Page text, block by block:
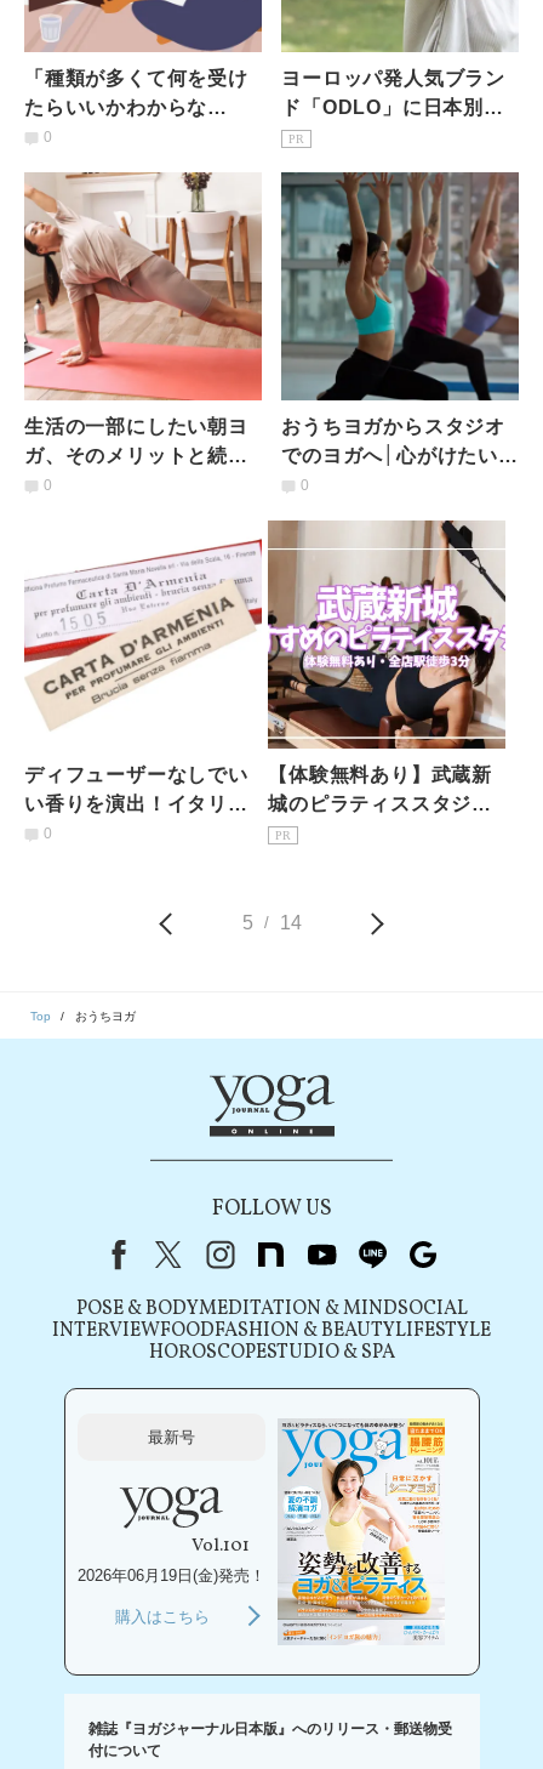
「種類が多くて何を受け
たらいいかわからな
い...」自分に合ったヨガ
0
ヨーロッパ発人気ブラン
ド「ODLO」に日本別注
カラーが登場!
PR
生活の一部にしたい朝ヨ
ガ、そのメリットと続け
るコツは…？
0
おうちヨガからスタジオ
でのヨガへ│心がけたい4
つのポイント
0
ディフューザーなしでい
い香りを演出！イタリア
の老舗薬局の「持ち歩け
0
【体験無料あり】武蔵新
城のピラティススタジオ7
選｜初心者・女性専用を
PR
5 / 14
Top おうちヨガ
FOLLOW US
FacebookX（旧Twitter）
instagram
note youtubeline
POSE & BODYMEDITATION & MINDSOCIAL
INTERVIEWFOODFASHION & BEAUTYLIFESTYLE
HOROSCOPESTUDIO & SPA
最新号
Vol.101
2026年06月19日(金)発売！
購入はこちら
雑誌『ヨガジャーナル日本版』へのリリース・郵送物受
付について